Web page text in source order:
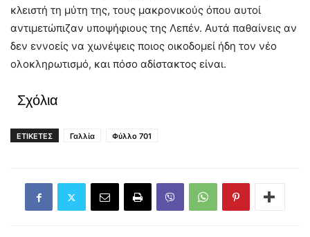
κλειστή τη μύτη της, τους μακρονικούς όπου αυτοί
αντιμετώπιζαν υποψήφιους της Λεπέν. Αυτά παθαίνεις αν
δεν εννοείς να χωνέψεις ποιος οικοδομεί ήδη τον νέο
ολοκληρωτισμό, και πόσο αδίστακτος είναι.
Σχόλια
ΕΤΙΚΕΤΕΣ Γαλλία Φύλλο 701